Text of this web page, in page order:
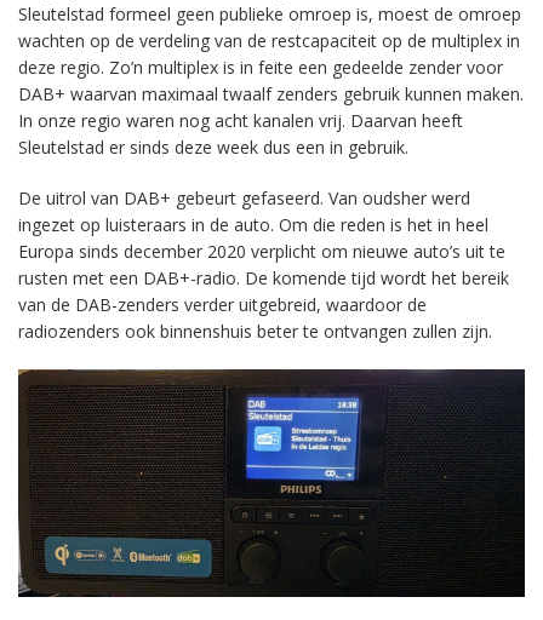
Sleutelstad formeel geen publieke omroep is, moest de omroep
wachten op de verdeling van de restcapaciteit op de multiplex in
deze regio. Zo’n multiplex is in feite een gedeelde zender voor
DAB+ waarvan maximaal twaalf zenders gebruik kunnen maken.
In onze regio waren nog acht kanalen vrij. Daarvan heeft
Sleutelstad er sinds deze week dus een in gebruik.
De uitrol van DAB+ gebeurt gefaseerd. Van oudsher werd
ingezet op luisteraars in de auto. Om die reden is het in heel
Europa sinds december 2020 verplicht om nieuwe auto’s uit te
rusten met een DAB+-radio. De komende tijd wordt het bereik
van de DAB-zenders verder uitgebreid, waardoor de
radiozenders ook binnenshuis beter te ontvangen zullen zijn.